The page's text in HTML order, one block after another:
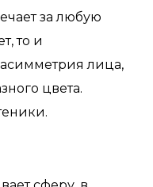
за любую
то и
лица,
цвета.